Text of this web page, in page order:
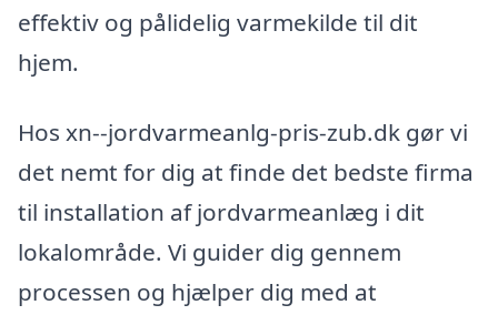
effektiv og pålidelig varmekilde til dit
hjem.
Hos xn--jordvarmeanlg-pris-zub.dk gør vi
det nemt for dig at finde det bedste firma
til installation af jordvarmeanlæg i dit
lokalområde. Vi guider dig gennem
processen og hjælper dig med at